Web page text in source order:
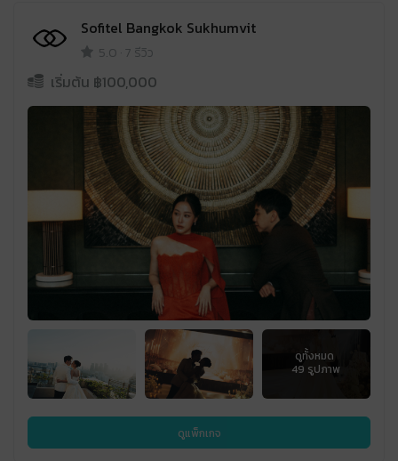
Sofitel Bangkok Sukhumvit
5.0 · 7 รีวิว
เริ่มต้น ฿100,000
ดูแพ็กเกจ